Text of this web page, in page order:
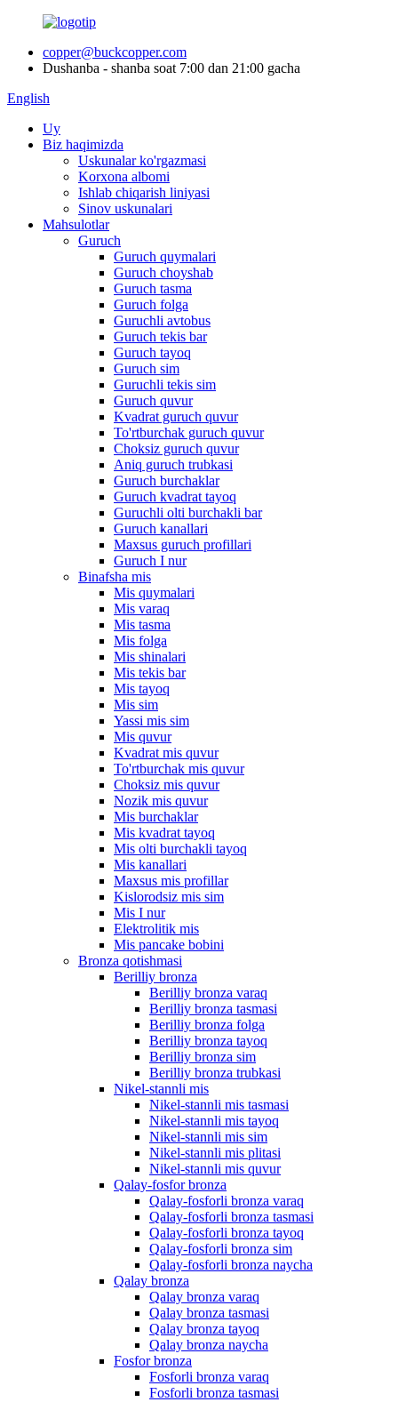
copper@buckcopper.com
Dushanba - shanba soat 7:00 dan 21:00 gacha
English
Uy
Biz haqimizda
Uskunalar ko'rgazmasi
Korxona albomi
Ishlab chiqarish liniyasi
Sinov uskunalari
Mahsulotlar
Guruch
Guruch quymalari
Guruch choyshab
Guruch tasma
Guruch folga
Guruchli avtobus
Guruch tekis bar
Guruch tayoq
Guruch sim
Guruchli tekis sim
Guruch quvur
Kvadrat guruch quvur
To'rtburchak guruch quvur
Choksiz guruch quvur
Aniq guruch trubkasi
Guruch burchaklar
Guruch kvadrat tayoq
Guruchli olti burchakli bar
Guruch kanallari
Maxsus guruch profillari
Guruch I nur
Binafsha mis
Mis quymalari
Mis varaq
Mis tasma
Mis folga
Mis shinalari
Mis tekis bar
Mis tayoq
Mis sim
Yassi mis sim
Mis quvur
Kvadrat mis quvur
To'rtburchak mis quvur
Choksiz mis quvur
Nozik mis quvur
Mis burchaklar
Mis kvadrat tayoq
Mis olti burchakli tayoq
Mis kanallari
Maxsus mis profillar
Kislorodsiz mis sim
Mis I nur
Elektrolitik mis
Mis pancake bobini
Bronza qotishmasi
Berilliy bronza
Berilliy bronza varaq
Berilliy bronza tasmasi
Berilliy bronza folga
Berilliy bronza tayoq
Berilliy bronza sim
Berilliy bronza trubkasi
Nikel-stannli mis
Nikel-stannli mis tasmasi
Nikel-stannli mis tayoq
Nikel-stannli mis sim
Nikel-stannli mis plitasi
Nikel-stannli mis quvur
Qalay-fosfor bronza
Qalay-fosforli bronza varaq
Qalay-fosforli bronza tasmasi
Qalay-fosforli bronza tayoq
Qalay-fosforli bronza sim
Qalay-fosforli bronza naycha
Qalay bronza
Qalay bronza varaq
Qalay bronza tasmasi
Qalay bronza tayoq
Qalay bronza naycha
Fosfor bronza
Fosforli bronza varaq
Fosforli bronza tasmasi